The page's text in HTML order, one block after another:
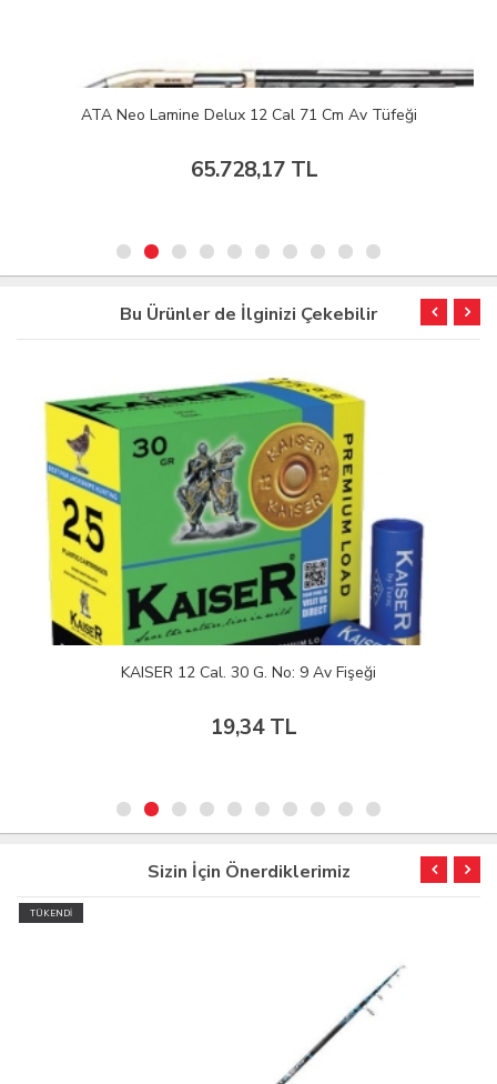
ATA Neo Lamine Delux 12 Cal 71 Cm Av Tüfeği
65.728,17 TL
Bu Ürünler de İlginizi Çekebilir
KAISER 12 Cal. 30 G. No: 9 Av Fişeği
19,34 TL
Sizin İçin Önerdiklerimiz
TÜKENDİ